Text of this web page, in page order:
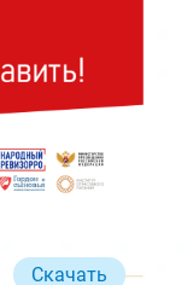
Скачать